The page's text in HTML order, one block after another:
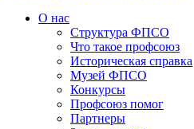
О нас
Структура ФПСО
Что такое профсоюз
Историческая справка
Музей ФПСО
Конкурсы
Профсоюз помог
Партнеры